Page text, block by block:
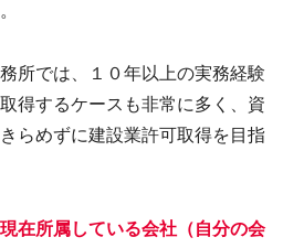
所では、１０年以上の実務経験
得するケースも非常に多く、資
らめずに建設業許可取得を目指
現在所属している会社（自分の会